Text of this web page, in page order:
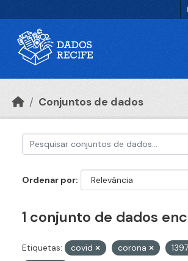
Conjuntos de dados
Ordenar por
1 conjunto de dados
Etiquetas: covid corona